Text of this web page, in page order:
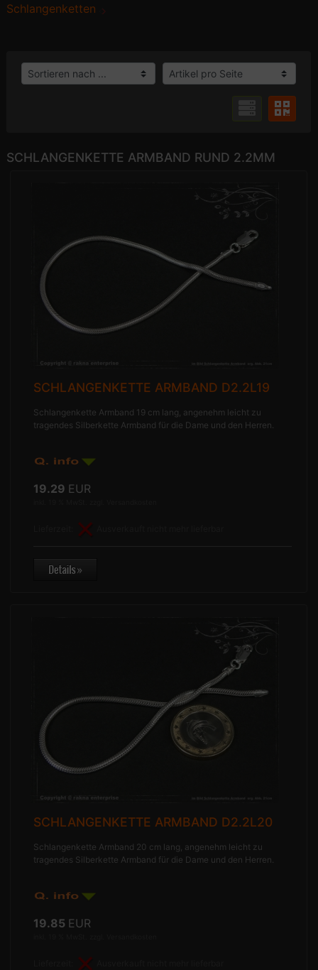
Schlangenketten
SCHLANGENKETTE ARMBAND RUND 2.2MM
SCHLANGENKETTE ARMBAND D2.2L19
Schlangenkette Armband 19 cm lang, angenehm leicht zu
tragendes Silberkette Armband für die Dame und den Herren.
19.29 EUR
SCHLANGENKETTE ARMBAND D2.2L20
Schlangenkette Armband 20 cm lang, angenehm leicht zu
tragendes Silberkette Armband für die Dame und den Herren.
19.85 EUR